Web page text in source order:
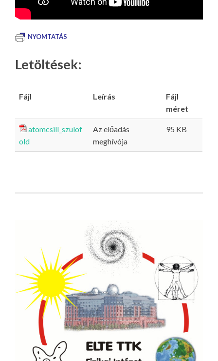
NYOMTATÁS
Letöltések:
Fájl Leírás
Fájl
méret
atomcsill_szulof
old
Az előadás
meghívója
95 KB